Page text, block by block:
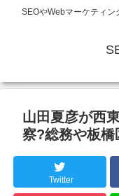
SEOやWebマーケティン
山田夏彦が西
察?総務や板橋
Twitter